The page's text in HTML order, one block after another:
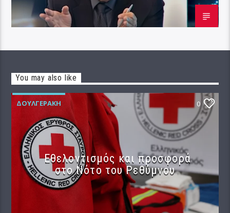
You may also like
ΔΟΥΛΓΕΡΆΚΗ 0
Εθελοντισμός και προσφορά
στο Νότο του Ρεθύμνου